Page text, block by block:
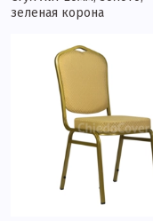
зеленая корона